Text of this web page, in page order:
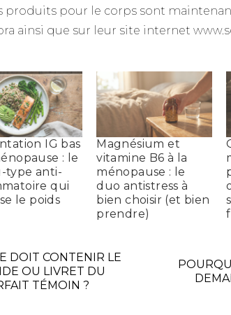
produits pour le corps sont
ainsi que sur leur site internet
IG bas
: le
type anti-
qui
le poids
Magnésium et
vitamine B6 à la
ménopause : le
duo antistress à
bien choisir (et bien
prendre)
DOIT CONTENIR LE
OU LIVRET DU
TÉMOIN ?